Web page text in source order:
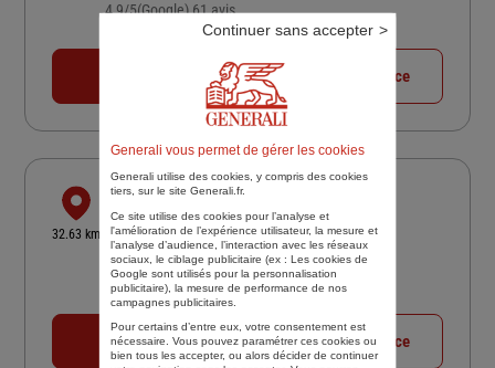
4,9/5Note de 4.9 sur 5
(Google) 61 avis
Fermé aujourd'hui
Voir la fiche agence
32.63 km
SCHAUPP ET HARDY COLMAR
31 AVE GEORGES CLEMENCEAU
68000 COLMAR
4,9/5Note de 4.9 sur 5
(Google) 42 avis
Fermé actuellement
03 89 41 29 83 Voir la fiche agence
Generali vous permet de gérer les cookies
Generali utilise des cookies, y compris des cookies
tiers, sur le site Generali.fr.
Ce site utilise des cookies pour l’analyse et
l'amélioration de l’expérience utilisateur, la mesure et
l’analyse d’audience, l’interaction avec les réseaux
sociaux, le ciblage publicitaire (ex : Les cookies de
Google sont utilisés pour la personnalisation
publicitaire), la mesure de performance de nos
campagnes publicitaires.
Pour certains d’entre eux, votre consentement est
nécessaire. Vous pouvez paramétrer ces cookies ou
bien tous les accepter, ou alors décider de continuer
Continuer sans accepter